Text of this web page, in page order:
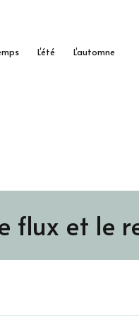
L’été L’automne
flux et le